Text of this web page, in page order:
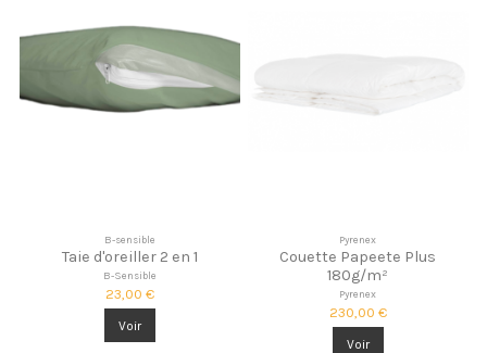
B-sensible
Taie d'oreiller 2 en 1
B-Sensible
23,00 €
Voir
Pyrenex
Couette Papeete Plus
180g/m²
Pyrenex
230,00 €
Voir